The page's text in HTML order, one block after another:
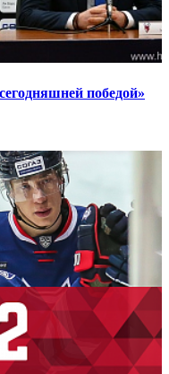
победой»